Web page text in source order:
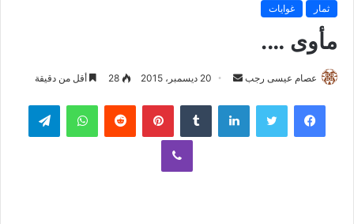
ثمار غوايات
مأوى ….
عصام عيسى رجب
س
ل
20 ديسمبر، 2015 28 أقل من دقيقة
لينكدإن بينتيريست واتساب
ڤايبر